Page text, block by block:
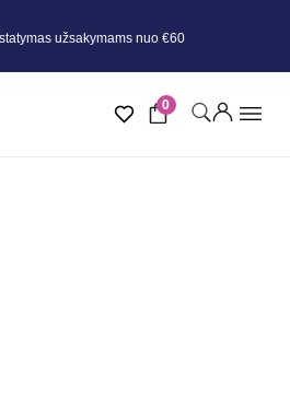
užsakymams nuo €60
0